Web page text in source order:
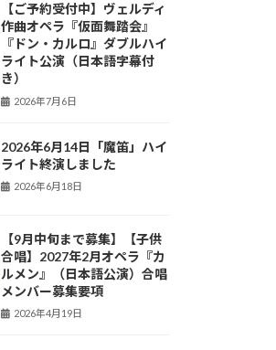
【ご予約受付中】ヴェルディ
作曲オペラ『仮面舞踏会』
『ドン・カルロ』ダブルハイ
ライト公演（日本語字幕付
き）
2026年7月6日
2026年6月14日「魔笛」ハイ
ライト終演しました
2026年6月18日
【9月中旬まで募集】【子供
合唱】2027年2月オペラ『カ
ルメン』（日本語公演）合唱
メンバー募集要項
2026年4月19日